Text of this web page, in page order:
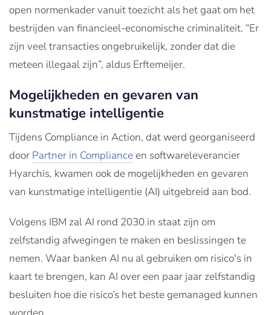
open normenkader vanuit toezicht als het gaat om het
bestrijden van financieel-economische criminaliteit. “Er
zijn veel transacties ongebruikelijk, zonder dat die
meteen illegaal zijn”, aldus Erftemeijer.
Mogelijkheden en gevaren van
kunstmatige intelligentie
Tijdens Compliance in Action, dat werd georganiseerd
door Partner in Compliance en softwareleverancier
Hyarchis, kwamen ook de mogelijkheden en gevaren
van kunstmatige intelligentie (AI) uitgebreid aan bod.
Volgens IBM zal AI rond 2030 in staat zijn om
zelfstandig afwegingen te maken en beslissingen te
nemen. Waar banken AI nu al gebruiken om risico's in
kaart te brengen, kan AI over een paar jaar zelfstandig
besluiten hoe die risico’s het beste gemanaged kunnen